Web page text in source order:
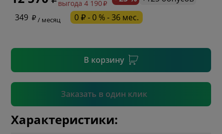
выгода 4 190
349
/ месяц 0 ₽ - 0 % - 36 мес.
В корзину
Заказать в один клик
* необязательное поле
Подтвердить
Характеристики: